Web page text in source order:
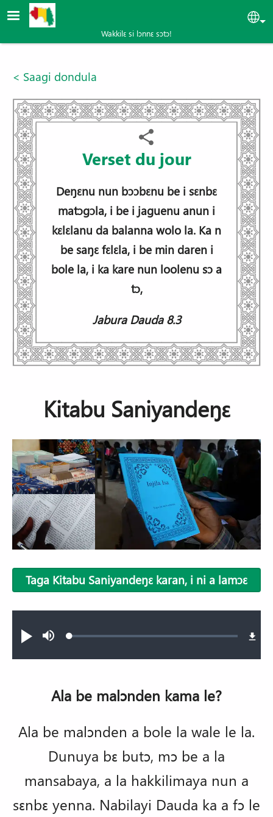
Aller au contenu principal
Wakkilɛ si lɔnnɛ sɔtɔ!
< Saagi dondula
Verset du jour
Deŋɛnu nun bɔɔbɛnu be i sɛnbɛ
matɔgɔla, i be i jaguenu anun i
kɛlɛlanu da balanna wolo la. Ka n
be saŋɛ fɛlɛla, i be min daren i
bole la, i ka kare nun loolenu sɔ a
tɔ,
Jabura Dauda 8.3
Kitabu Saniyandeŋɛ
Taga Kitabu Saniyandeŋɛ karan, i ni a lamɔɛ
N
a
lasaga
SourdineLoaded:
Ala be malɔnden kama le?
Ala be malɔnden a bole la wale le la.
Dunuya bɛ butɔ, mɔ be a la
mansabaya, a la hakkilimaya nun a
sɛnbɛ yenna. Nabilayi Dauda ka a fɔ le